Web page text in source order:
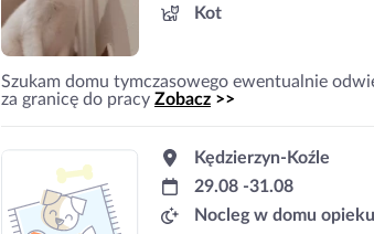
Kot
Szukam domu tymczasowego ewentualnie
za granicę do pracy Zobacz >>
Kędzierzyn-Koźle
29.08 -31.08
Nocleg w domu